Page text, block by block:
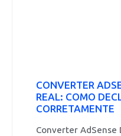
CONVERTER
REAL: COMO
CORRETAMENTE
Converter AdSense